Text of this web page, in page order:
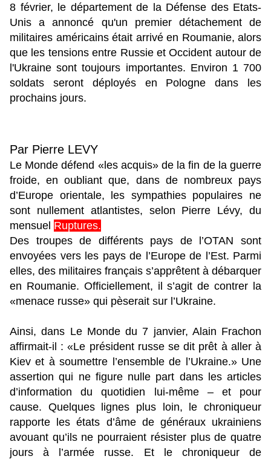
8 février, le département de la Défense des Etats-
Unis a annoncé qu'un premier détachement de
militaires américains était arrivé en Roumanie, alors
que les tensions entre Russie et Occident autour de
l'Ukraine sont toujours importantes. Environ 1 700
soldats seront déployés en Pologne dans les
prochains jours.
Par Pierre LEVY
Le Monde défend «les acquis» de la fin de la guerre
froide, en oubliant que, dans de nombreux pays
d’Europe orientale, les sympathies populaires ne
sont nullement atlantistes, selon Pierre Lévy, du
mensuel Ruptures.
Des troupes de différents pays de l’OTAN sont
envoyées vers les pays de l’Europe de l’Est. Parmi
elles, des militaires français s’apprêtent à débarquer
en Roumanie. Officiellement, il s’agit de contrer la
«menace russe» qui pèserait sur l’Ukraine.
Ainsi, dans Le Monde du 7 janvier, Alain Frachon
affirmait-il : «Le président russe se dit prêt à aller à
Kiev et à soumettre l’ensemble de l’Ukraine.» Une
assertion qui ne figure nulle part dans les articles
d’information du quotidien lui-même – et pour
cause. Quelques lignes plus loin, le chroniqueur
rapporte les états d’âme de généraux ukrainiens
avouant qu’ils ne pourraient résister plus de quatre
jours à l’armée russe. Et le chroniqueur de